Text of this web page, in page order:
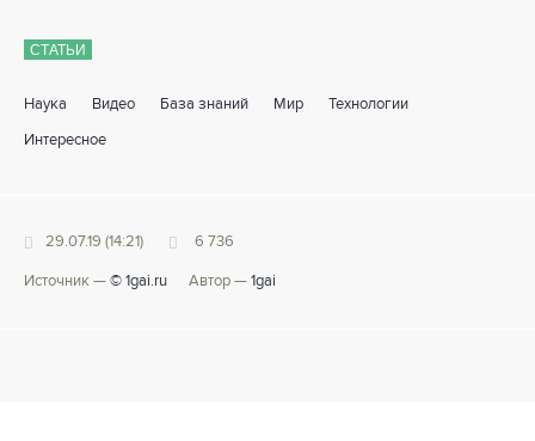
СТАТЬИ
Наука Видео База знаний Мир Технологии
Интересное
29.07.19 (14:21) 6 736
Источник — © 1gai.ru Автор — 1gai